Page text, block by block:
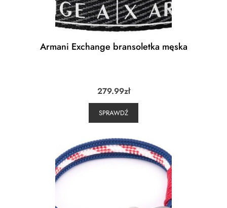
Armani Exchange bransoletka męska
279.99zł
SPRAWDŹ